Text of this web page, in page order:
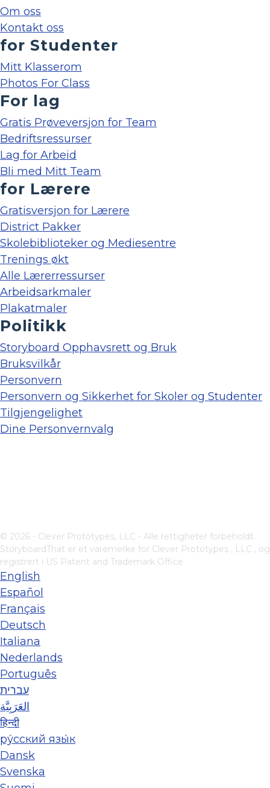
Om oss
Kontakt oss
for Studenter
Mitt Klasserom
Photos For Class
For lag
Gratis Prøveversjon for Team
Bedriftsressurser
Lag for Arbeid
Bli med Mitt Team
for Lærere
Gratisversjon for Lærere
District Pakker
Skolebiblioteker og Mediesentre
Trenings økt
Alle Lærerressurser
Arbeidsarkmaler
Plakatmaler
Politikk
Storyboard Opphavsrett og Bruk
Bruksvilkår
Personvern
Personvern og Sikkerhet for Skoler og Studenter
Tilgjengelighet
Dine Personvernvalg
© 2026 - Clever Prototypes, LLC - Alle rettigheter forbeholdt.
StoryboardThat er et varemerke for Clever Prototypes , LLC , og
registrert i US Patent and Trademark Office
English
Español
Français
Deutsch
Italiana
Nederlands
Português
עברית
العَرَبِيَّة
हिन्दी
ру́сский язы́к
Dansk
Svenska